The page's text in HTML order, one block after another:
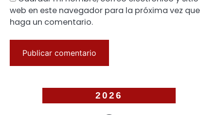
web en este navegador para la próxima vez que
haga un comentario.
2026